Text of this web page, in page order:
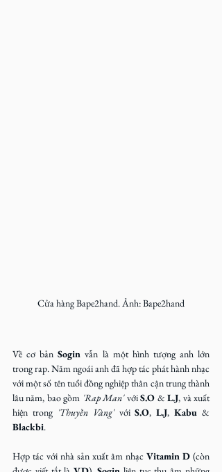
Cửa hàng Bape2hand. Ảnh: Bape2hand
Về cơ bản Sogin vẫn là một hình tượng anh lớn
trong rap. Năm ngoái anh đã hợp tác phát hành nhạc
với một số tên tuổi đồng nghiệp thân cận trung thành
lâu năm, bao gồm 'Rap Man' với S.O & L.J, vàxuất
hiện trong 'Thuyền Vàng' với S.O, L.J, Kabu
Blackbi.
Hợp tác với nhà sản xuất âm nhạc Vitamin D (còn